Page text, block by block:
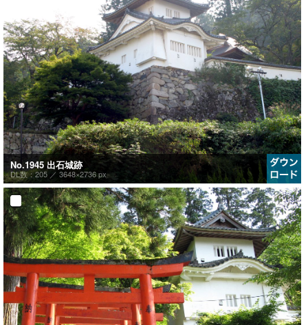
No.1945 出石城跡
DL数：205 ／ 3648×2736 px